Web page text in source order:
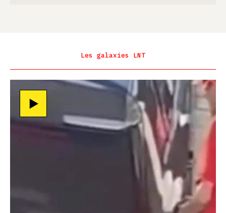
Les galaxies LNT